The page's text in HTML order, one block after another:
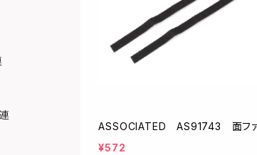
ASSOCIATED AS91743 面フ
¥572